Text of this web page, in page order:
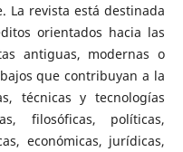
La revista está destinada
orientados hacia las
antiguas, modernas o
que contribuyan a la
técnicas y tecnologías
filosóficas, políticas,
económicas, jurídicas,